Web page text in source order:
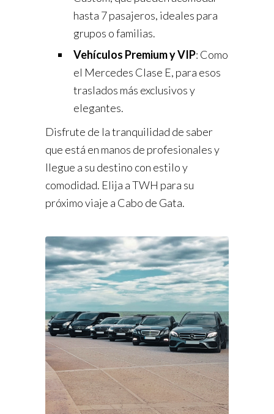
hasta 7 pasajeros, ideales para
grupos o familias.
Vehículos Premium y VIP: Como
el Mercedes Clase E, para esos
traslados más exclusivos y
elegantes.
Disfrute de la tranquilidad de saber
que está en manos de profesionales y
llegue a su destino con estilo y
comodidad. Elija a TWH para su
próximo viaje a Cabo de Gata.